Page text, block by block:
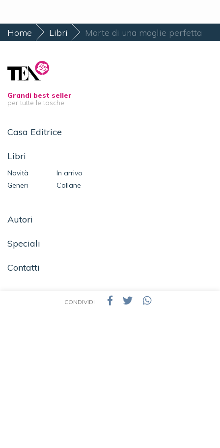
CONDIVIDI
Home Libri Morte di una moglie perfetta
Grandi best seller
per tutte le tasche
Casa Editrice
Libri
Novità
In arrivo
Generi
Collane
Autori
Speciali
Contatti